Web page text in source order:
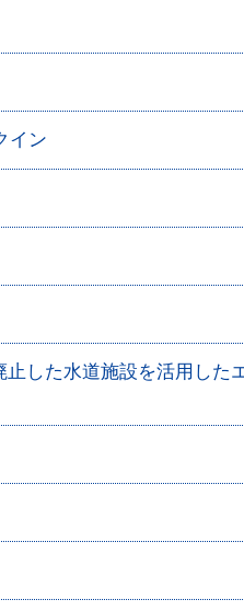
イン
した水道施設を活用した